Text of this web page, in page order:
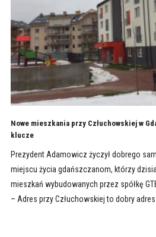
Nowe mieszkania przy Człuchowskiej w
klucze
Prezydent Adamowicz życzył dobrego
miejscu życia gdańszczanom, którzy
mieszkań wybudowanych przez spółkę
– Adres przy Człuchowskiej to dobry adres.